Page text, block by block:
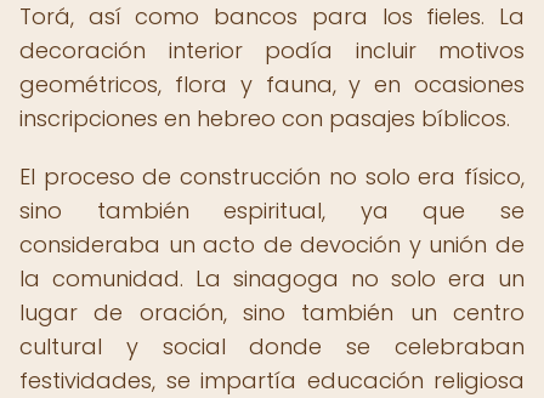
Torá, así como bancos para los fieles. La
decoración interior podía incluir motivos
geométricos, flora y fauna, y en ocasiones
inscripciones en hebreo con pasajes bíblicos.
El proceso de construcción no solo era físico,
sino también espiritual, ya que se
consideraba un acto de devoción y unión de
la comunidad. La sinagoga no solo era un
lugar de oración, sino también un centro
cultural y social donde se celebraban
festividades, se impartía educación religiosa